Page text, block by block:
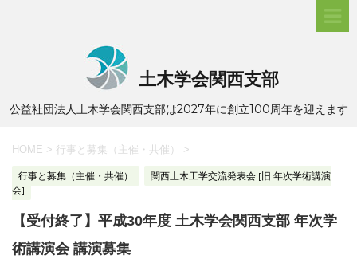
土木学会関西支部
公益社団法人土木学会関西支部は2027年に創立100周年を迎えます
HOME > 行事と募集（主催・共催） >
行事と募集（主催・共催）
関西土木工学交流発表会 [旧 年次学術講演
会]
【受付終了】平成30年度 土木学会関西支部 年次学
術講演会 講演募集